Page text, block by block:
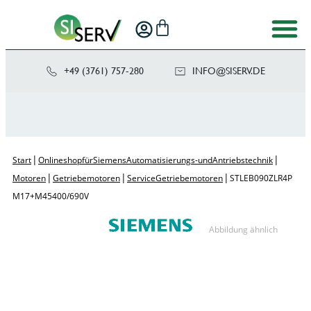
+49 (3761) 757-280 ED.VRE
SIS@OF
NI
Start | Onlineshop für Siemens Automatisierungs- und Antriebstechnik |
Motoren | Getriebemotoren | Service Getriebemotoren | STLEB090ZLR4P
M17+M45 400/690V
Abbildung ähnlich